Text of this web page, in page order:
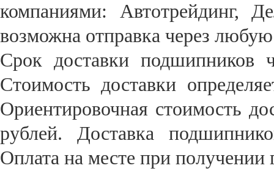
компаниями: Автотрейдинг,
возможна отправка через
Срок доставки подшипников
Стоимость доставки
Ориентировочная стоимость
рублей. Доставка
Оплата на месте при получении